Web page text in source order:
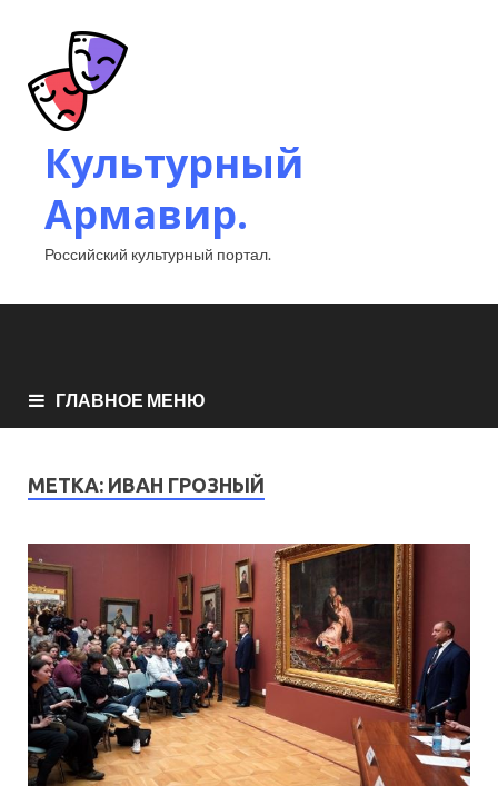
Культурный
Армавир.
Российский культурный портал.
ГЛАВНОЕ МЕНЮ
МЕТКА: ИВАН ГРОЗНЫЙ